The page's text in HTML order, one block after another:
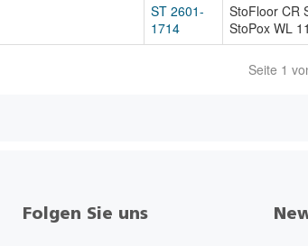
ST 2601-
1714
StoFloor CR
StoPox WL
Seite 1
Folgen Sie uns